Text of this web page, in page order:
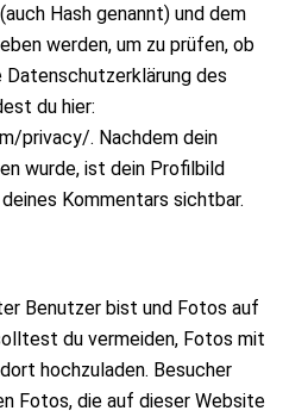
Hash genannt) und dem
werden, um zu prüfen, ob
des
du hier:
privacy/. Nachdem dein
wurde, ist dein Profilbild
Kommentars sichtbar.
Benutzer bist und Fotos auf
du vermeiden, Fotos mit
hochzuladen. Besucher
Fotos, die auf dieser Website